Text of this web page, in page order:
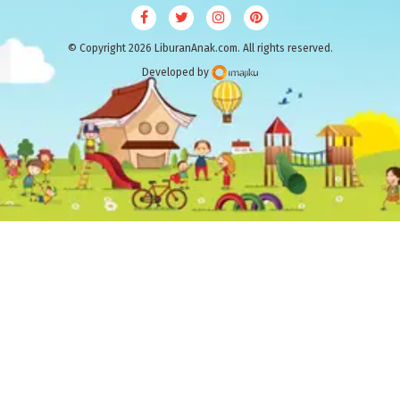
© Copyright 2026 LiburanAnak.com. All rights reserved.
Developed by